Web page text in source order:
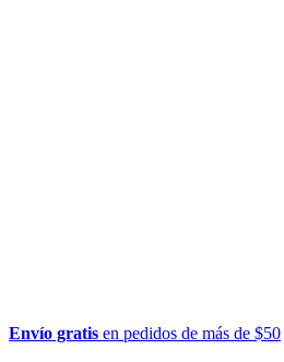
Envío gratis en pedidos de más de $50